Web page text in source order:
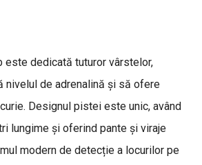
dedicată tuturor vârstelor,
nivelul de adrenalină și să ofere
Designul pistei este unic, având
lungime și oferind pante și viraje
modern de detecție a locurilor pe